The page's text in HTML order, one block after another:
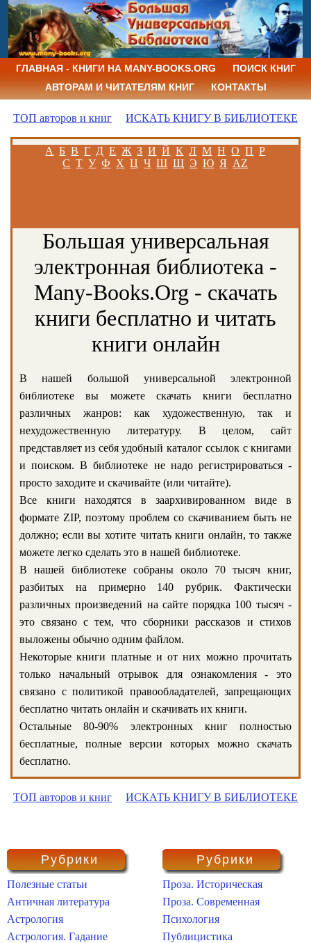
ГЛАВНАЯ - КНИГИ НА MANY-BOOKS.ORG
ПОИСК КНИГ
АВТОРАМ И ЧИТАТЕЛЯМ КНИГ
КОНТАКТЫ
ТОП авторов и книг ИСКАТЬ КНИГУ В БИБЛИОТЕКЕ
А Б В Г Д Е Ж З И Й К Л М Н О П Р
С Т У Ф Х Ц Ч Ш Щ Э Ю Я AZ
Большая универсальная
электронная библиотека -
Many-Books.Org - скачать
книги бесплатно и читать
книги онлайн
В нашей большой универсальной электронной
библиотеке вы можете скачать книги бесплатно
различных жанров: как художественную, так и
нехудожественную литературу. В целом, сайт
представляет из себя удобный каталог ссылок с книгами
и поиском. В библиотеке не надо регистрироваться -
просто заходите и скачивайте (или читайте).
Все книги находятся в заархивированном виде в
формате ZIP, поэтому проблем со скачиванием быть не
должно; если вы хотите читать книги онлайн, то также
можете легко сделать это в нашей библиотеке.
В нашей библиотеке собраны около 70 тысяч книг,
разбитых на примерно 140 рубрик. Фактически
различных произведений на сайте порядка 100 тысяч -
это связано с тем, что сборники рассказов и стихов
выложены обычно одним файлом.
Некоторые книги платные и от них можно прочитать
только начальный отрывок для ознакомления - это
связано с политикой правообладателей, запрещающих
бесплатно читать онлайн и скачивать их книги.
Остальные 80-90% электронных книг полностью
бесплатные, полные версии которых можно скачать
бесплатно.
ТОП авторов и книг ИСКАТЬ КНИГУ В БИБЛИОТЕКЕ
Рубрики
Полезные статьи
Античная литература
Астрология
Астрология. Гадание
Рубрики
Проза. Историческая
Проза. Современная
Психология
Публицистика